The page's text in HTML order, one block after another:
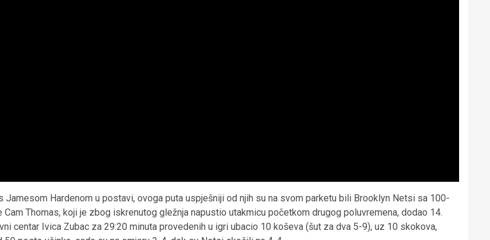
Hardenom u postavi, ovoga puta uspješniji od njih su na svom parketu bili Brooklyn Netsi sa 100-
Thomas, koji je zbog iskrenutog gležnja napustio utakmicu početkom drugog poluvremena, dodao 14.
centar Ivica Zubac za 29:20 minuta provedenih u igri ubacio 10 koševa (šut za dva 5-9), uz 10 skokova,